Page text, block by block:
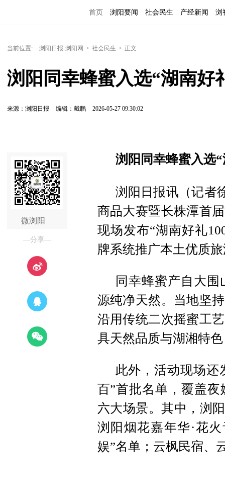
首页 浏阳要闻 社会民生 产经新闻 浏
当前位置: 浏阳日报-浏阳网 > 社会民生 > 正文
浏阳同幸蜂蜜入选“湖南好
来源：浏阳日报 编辑：戴鹏 2026-05-27 09:30:02
微浏阳
—分享—
浏阳同幸蜂蜜入选
浏阳日报讯（记者
商品大赛暨长株潭首
现场发布“湖南好礼
牌系统推广本土优质
同幸蜂蜜产自大
源纯净天然。当地坚
沿用传统二次摇蜜工
具天然品质与湖湘特
此外，活动现场还
百”首批名单，覆盖
六大场景。其中，浏
浏阳烟花嘉年华·花
娱”名单；云枫民宿、